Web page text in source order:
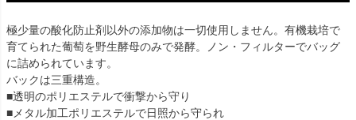
極少量の酸化防止剤以外の添加物は一切使用しません。有機栽培で
育てられた葡萄を野生酵母のみで発酵。ノン・フィルターでバッグ
に詰められています。
バックは三重構造。
■透明のポリエステルで衝撃から守り
■メタル加工ポリエステルで日照から守られ